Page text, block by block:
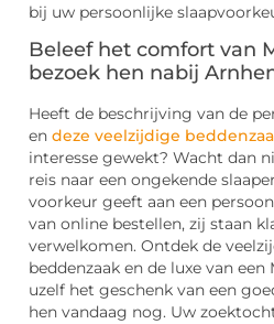
bij uw persoonlijke
Beleef het comfort van
bezoek hen nabij
Heeft de beschrijving van de
en deze veelzijdige
interesse gewekt? Wacht dan
reis naar een ongekende
voorkeur geeft aan een
van online bestellen, zij staan
verwelkomen. Ontdek de
beddenzaak en de luxe van
uzelf het geschenk van een
hen vandaag nog. Uw